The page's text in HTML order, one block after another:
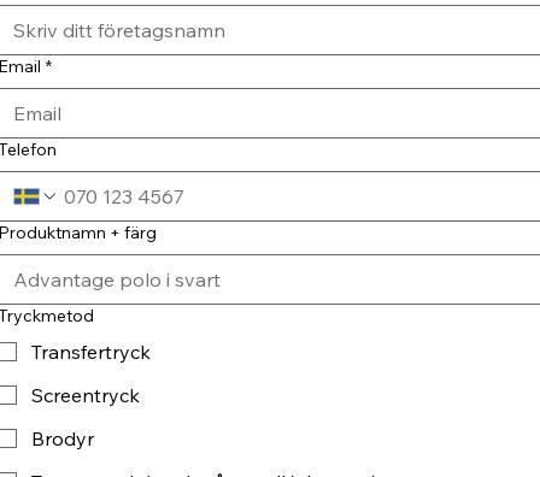
*
+ färg
Transfertryck
Screentryck
Brodyr